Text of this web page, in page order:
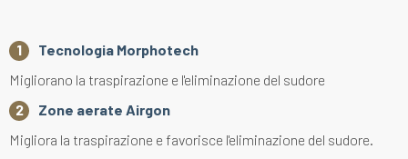
Tecnologia Morphotech
Migliorano la traspirazione e l'eliminazione del sudore
Zone aerate Airgon
Migliora la traspirazione e favorisce l'eliminazione del sudore.